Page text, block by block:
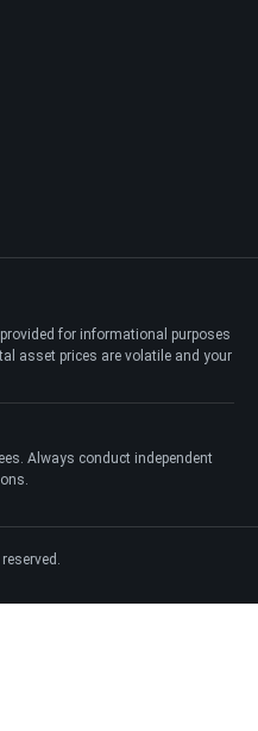
for informational purposes
asset prices are volatile and your
Always conduct independent